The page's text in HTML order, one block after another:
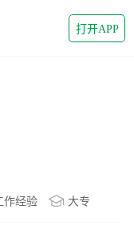
打开APP
作经验 大专